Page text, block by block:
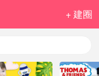
+ 建圈